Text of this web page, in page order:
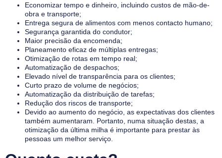
Economizar tempo e dinheiro, incluindo custos de mão-de-
obra e transporte;
Entrega segura de alimentos com menos contacto humano;
Segurança garantida do condutor;
Maior precisão da encomenda;
Planeamento eficaz de múltiplas entregas;
Otimização de rotas em tempo real;
Automatização de despachos;
Elevado nível de transparência para os clientes;
Curto prazo de volume de negócios;
Automatização da distribuição de tarefas;
Redução dos riscos de transporte;
Devido ao aumento do negócio, as expectativas dos clientes
também aumentaram. Portanto, numa situação destas, a
otimização da última milha é importante para prestar às
pessoas um melhor serviço.